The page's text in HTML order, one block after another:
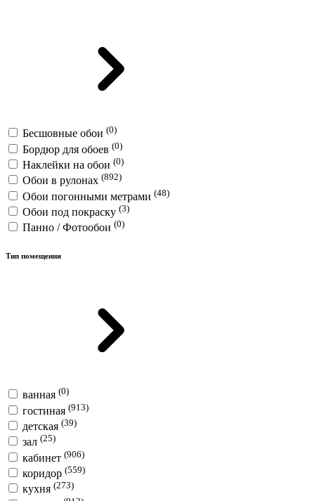
Бесшовные обои (0)
Бордюр для обоев (0)
Наклейки на обои (0)
Обои в рулонах (892)
Обои погонными метрами (48)
Обои под покраску (3)
Панно / Фотообои (0)
Тип помещения
ванная (0)
гостиная (913)
детская (39)
зал (25)
кабинет (906)
коридор (559)
кухня (273)